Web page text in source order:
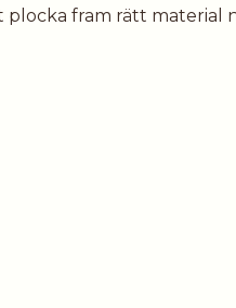
fram rätt material